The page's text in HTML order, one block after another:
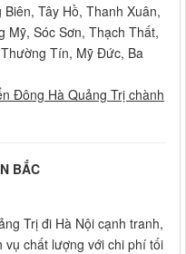
Tây Hồ, Thanh Xuân,
Mỹ, Sóc Sơn, Thạch Thất,
Tín, Mỹ Đức, Ba
Đông Hà Quảng Trị chành
BẮC
Trị đi Hà Nội cạnh tranh,
vụ chất lượng với chi phí tối